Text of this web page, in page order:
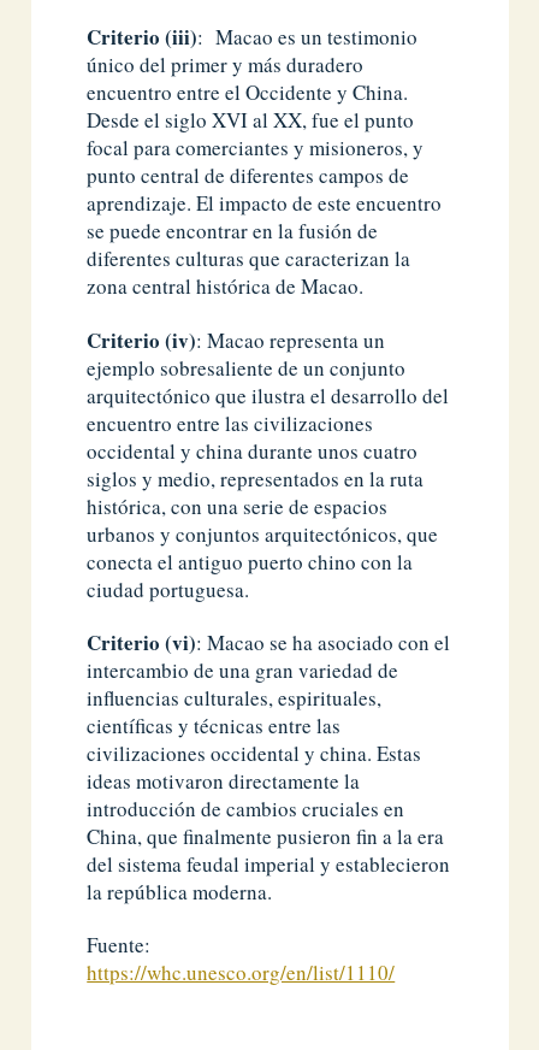
Criterio (iii): Macao es un testimonio
único del primer y más duradero
encuentro entre el Occidente y China.
Desde el siglo XVI al XX, fue el punto
focal para comerciantes y misioneros, y
punto central de diferentes campos de
aprendizaje. El impacto de este encuentro
se puede encontrar en la fusión de
diferentes culturas que caracterizan la
zona central histórica de Macao.
Criterio (iv): Macao representa un
ejemplo sobresaliente de un conjunto
arquitectónico que ilustra el desarrollo del
encuentro entre las civilizaciones
occidental y china durante unos cuatro
siglos y medio, representados en la ruta
histórica, con una serie de espacios
urbanos y conjuntos arquitectónicos, que
conecta el antiguo puerto chino con la
ciudad portuguesa.
Criterio (vi): Macao se ha asociado con el
intercambio de una gran variedad de
influencias culturales, espirituales,
científicas y técnicas entre las
civilizaciones occidental y china. Estas
ideas motivaron directamente la
introducción de cambios cruciales en
China, que finalmente pusieron fin a la era
del sistema feudal imperial y establecieron
la república moderna.
Fuente:
https://whc.unesco.org/en/list/1110/